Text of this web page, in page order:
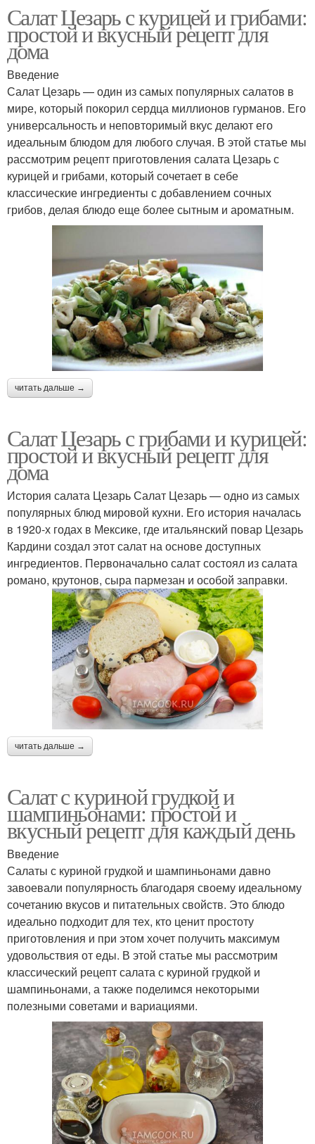
Салат Цезарь с курицей и грибами:
простой и вкусный рецепт для
дома
Введение
Салат Цезарь — один из самых популярных салатов в
мире, который покорил сердца миллионов гурманов. Его
универсальность и неповторимый вкус делают его
идеальным блюдом для любого случая. В этой статье мы
рассмотрим рецепт приготовления салата Цезарь с
курицей и грибами, который сочетает в себе
классические ингредиенты с добавлением сочных
грибов, делая блюдо еще более сытным и ароматным.
читать дальше →
Салат Цезарь с грибами и курицей:
простой и вкусный рецепт для
дома
История салата Цезарь Салат Цезарь — одно из самых
популярных блюд мировой кухни. Его история началась
в 1920-х годах в Мексике, где итальянский повар Цезарь
Кардини создал этот салат на основе доступных
ингредиентов. Первоначально салат состоял из салата
романо, крутонов, сыра пармезан и особой заправки.
читать дальше →
Салат с куриной грудкой и
шампиньонами: простой и
вкусный рецепт для каждый день
Введение
Салаты с куриной грудкой и шампиньонами давно
завоевали популярность благодаря своему идеальному
сочетанию вкусов и питательных свойств. Это блюдо
идеально подходит для тех, кто ценит простоту
приготовления и при этом хочет получить максимум
удовольствия от еды. В этой статье мы рассмотрим
классический рецепт салата с куриной грудкой и
шампиньонами, а также поделимся некоторыми
полезными советами и вариациями.